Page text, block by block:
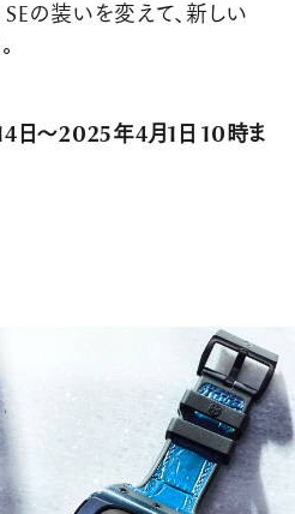
の装いを変えて、新しい
日〜2025年4月1日 10時ま